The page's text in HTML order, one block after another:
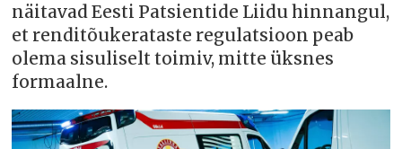
näitavad Eesti Patsientide Liidu hinnangul,
et renditõukerataste regulatsioon peab
olema sisuliselt toimiv, mitte üksnes
formaalne.